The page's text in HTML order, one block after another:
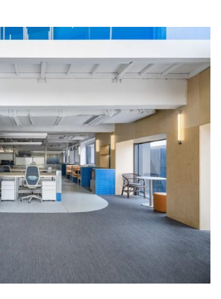
“можете ли вы купить мебель по
которая была бы подходящей,
эффективной”.В “Белой книге о